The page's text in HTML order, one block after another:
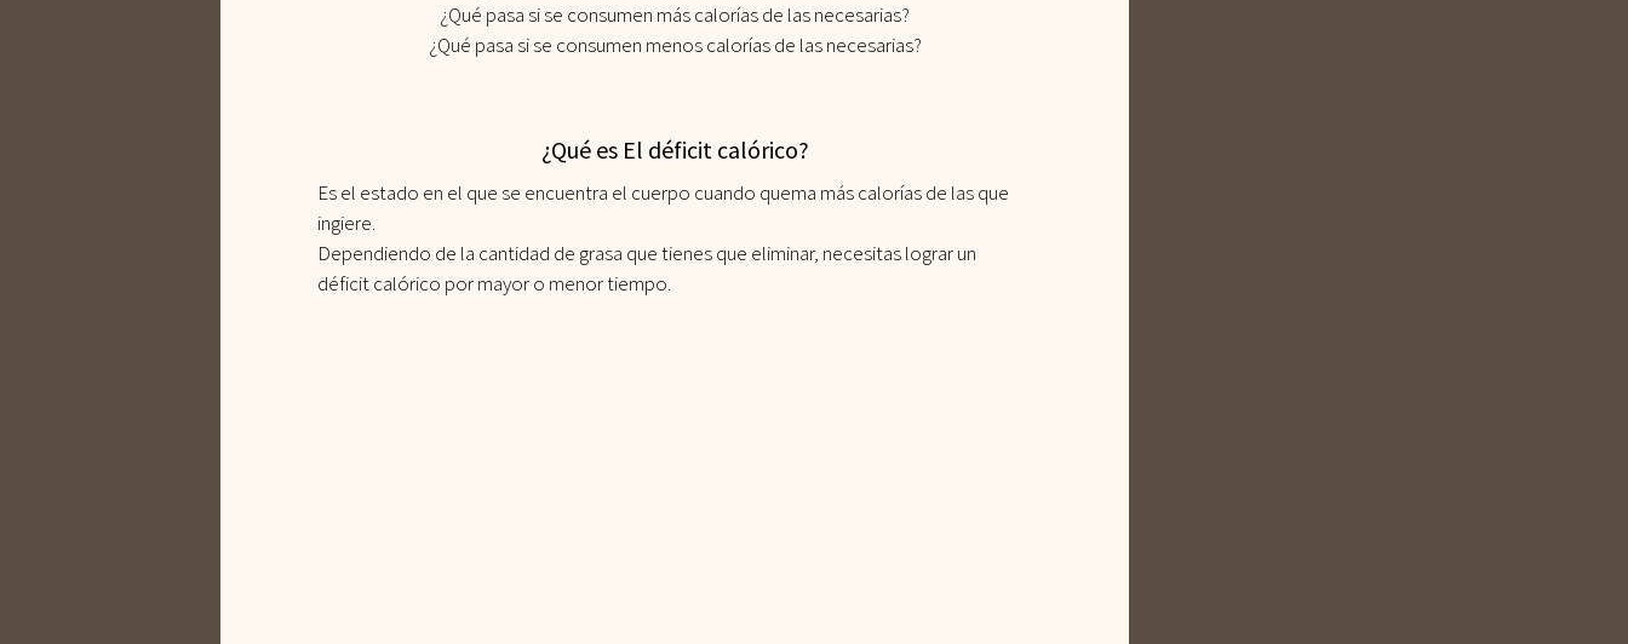
¿Qué pasa si se consumen más calorías de las necesarias?
¿Qué pasa si se consumen menos calorías de las necesarias?
¿Qué es El déficit calórico?
Es el estado en el que se encuentra el cuerpo cuando quema más calorías de las que
ingiere.
Dependiendo de la cantidad de grasa que tienes que eliminar, necesitas lograr un
déficit calórico por mayor o menor tiempo.